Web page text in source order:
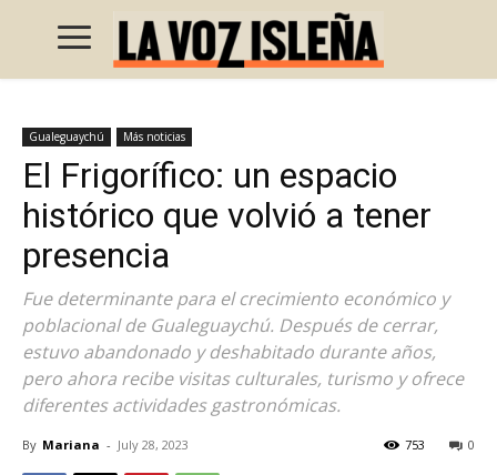
Gualeguaychú Más noticias
El Frigorífico: un espacio
histórico que volvió a tener
presencia
Fue determinante para el crecimiento económico y
poblacional de Gualeguaychú. Después de cerrar,
estuvo abandonado y deshabitado durante años,
pero ahora recibe visitas culturales, turismo y ofrece
diferentes actividades gastronómicas.
By Mariana - July 28, 2023 0
753